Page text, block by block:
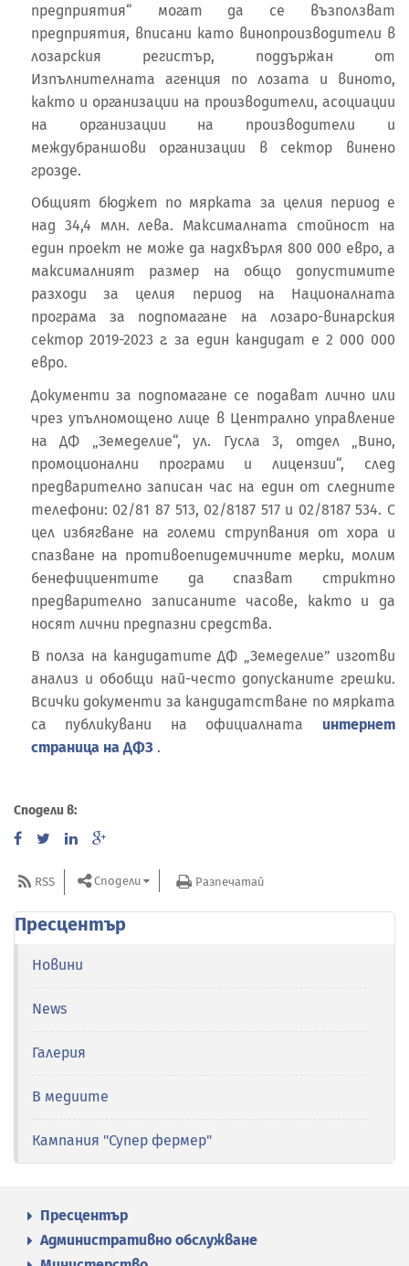
предприятия“ могат да се възползват
предприятия, вписани като винопроизводители в
лозарския регистър, поддържан от
Изпълнителната агенция по лозата и виното,
както и организации на производители, асоциации
на организации на производители и
междубраншови организации в сектор винено
грозде.
Общият бюджет по мярката за целия период е
над 34,4 млн. лева. Максималната стойност на
един проект не може да надхвърля 800 000 евро, а
максималният размер на общо допустимите
разходи за целия период на Националната
програма за подпомагане на лозаро-винарския
сектор 2019-2023 г. за един кандидат е 2 000 000
евро.
Документи за подпомагане се подават лично или
чрез упълномощено лице в Централно управление
на ДФ „Земеделие“, ул. Гусла 3, отдел „Вино,
промоционални програми и лицензии“, след
предварително записан час на един от следните
телефони: 02/81 87 513, 02/8187 517 и 02/8187 534. С
цел избягване на големи струпвания от хора и
спазване на противоепидемичните мерки, молим
бенефициентите да спазват стриктно
предварително записаните часове, както и да
носят лични предпазни средства.
В полза на кандидатите ДФ „Земеделие” изготви
анализ и обобщи най-често допусканите грешки.
Всички документи за кандидатстване по мярката
са публикувани на официалната интернет
страница на ДФЗ .
Сподели в:
RSS Сподели Разпечатай
Пресцентър
Новини
News
Галерия
В медиите
Кампания "Супер фермер"
Пресцентър
Административно обслужване